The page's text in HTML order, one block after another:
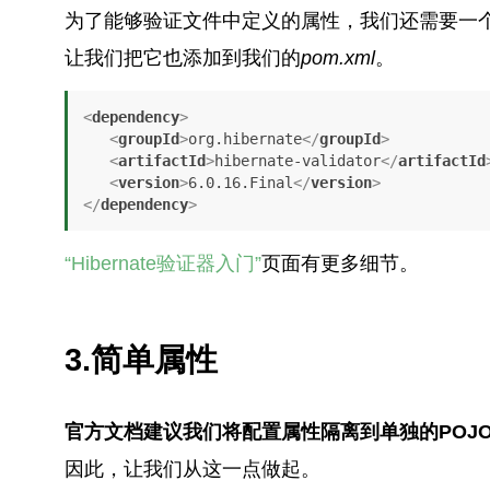
为了能够验证文件中定义的属性，我们还需要一
让我们把它也添加到我们的pom.xml。
<dependency>
<groupId>org.hibernate</groupId>
<artifactId>hibernate-validator</artifactId
<version>6.0.16.Final</version>
</dependency>
“Hibernate验证器入门”页面有更多细节。
3.简单属性
官方文档建议我们将配置属性隔离到单独的
因此，让我们从这一点做起。